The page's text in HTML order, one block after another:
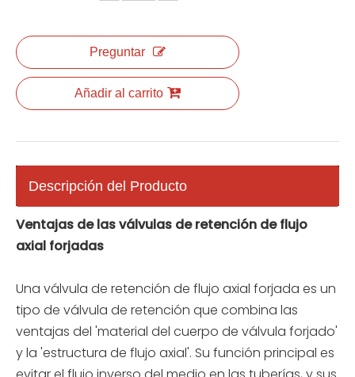
Preguntar
Añadir al carrito
Descripción del Producto
Ventajas de las válvulas de retención de flujo
axial forjadas
Una válvula de retención de flujo axial forjada es un
tipo de válvula de retención que combina las
ventajas del 'material del cuerpo de válvula forjado'
y la 'estructura de flujo axial'. Su función principal es